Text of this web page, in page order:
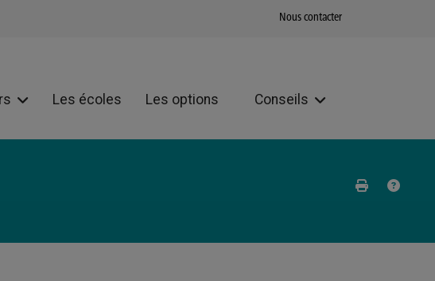
Nous contacter
Les écoles Les options Conseils